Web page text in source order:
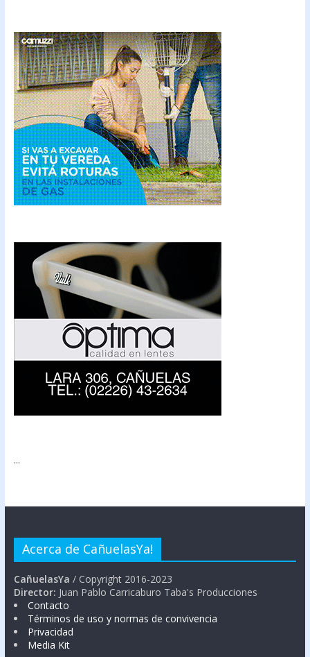
...
Acerca de CañuelasYa!
CañuelasYa / Copyright 2016-2023
Director: Juan Pablo Carricaburo Taba's Producciones
Contacto
Términos de uso y normas de convivencia
Privacidad
Media Kit